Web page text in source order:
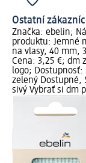
Ostatní
Značka: ebelin;
produktu: Jemné
na vlasy, 40 mm,
Cena: 3,25 €; dm
logo; Dostupnosť:
zelený Dostupné,
sivý Vybrať si dm